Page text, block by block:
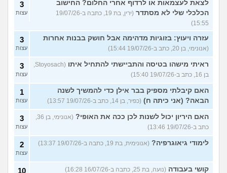
לצאת לעצמאות או לרדוף אחרי החלום? החישוב
הכלכלי שלי לא מסתדר
(ירין, בת 19, כתבה ב-19/07/26
15:55)
3
עצות
עזרה ויעוץ: בזוגיות מדהימה אבל חושק בבנות אחרות
(אנונימי, בן 20, כתב ב-19/07/26 15:44)
3
עצות
ראיתי מישהו בטיסה והתביישתי להתחיל איתו
(Stoyosach,
בן 16, כתב ב-19/07/26 15:40)
3
עצות
האם קיבלתי מספיק בבר אילן כדי להמשיך לשנה
הבאה? (אני כיתה ח) (כפיר, בן 14, כתב ב-19/07/26 13:57)
1
עצות
האם היריון יכול לשנות לכן ככה את האופי?
(אנונימי, בן 36,
כתב ב-19/07/26 13:46)
3
עצות
לימודי גיאוגרפיה? (אנונימית, בת 19, כתבה ב-19/07/26 13:37) 2
עצות
קושי בעבודה (נועה, בת 25, כתבה ב-16/07/26 16:28) 10